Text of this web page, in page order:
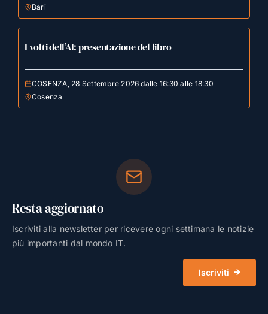
Bari
I volti dell’AI: presentazione del libro
COSENZA, 28 Settembre 2026 dalle 16:30 alle 18:30
Cosenza
Resta aggiornato
Iscriviti alla newsletter per ricevere ogni settimana le notizie
più importanti dal mondo IT.
Iscriviti